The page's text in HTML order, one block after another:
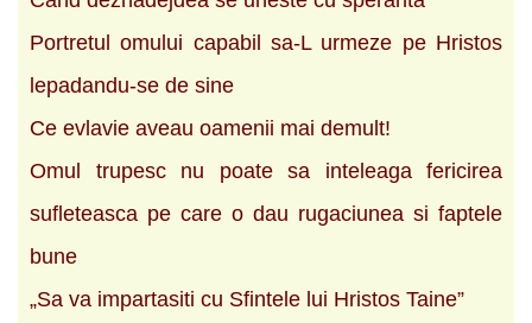
Portretul omului capabil sa-L urmeze pe Hristos
lepadandu-se de sine
Ce evlavie aveau oamenii mai demult!
Omul trupesc nu poate sa inteleaga fericirea
sufleteasca pe care o dau rugaciunea si faptele
bune
„Sa va impartasiti cu Sfintele lui Hristos Taine”